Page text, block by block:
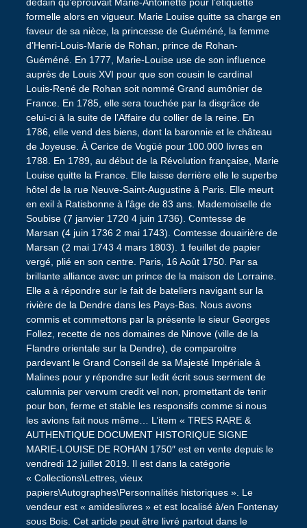
formelle alors en vigueur. Marie Louise quitte sa charge en
faveur de sa nièce, la princesse de Guéméné, la femme
d’Henri-Louis-Marie de Rohan, prince de Rohan-
Guéméné. En 1777, Marie-Louise use de son influence
auprès de Louis XVI pour que son cousin le cardinal
Louis-René de Rohan soit nommé Grand aumônier de
France. En 1785, elle sera touchée par la disgrâce de
celui-ci à la suite de l’Affaire du collier de la reine. En
1786, elle vend des biens, dont la baronnie et le château
de Joyeuse. À Cerice de Vogüé pour 100.000 livres en
1788. En 1789, au début de la Révolution française, Marie
Louise quitte la France. Elle laisse derrière elle le superbe
hôtel de la rue Neuve-Saint-Augustine à Paris. Elle meurt
en exil à Ratisbonne à l’âge de 83 ans. Mademoiselle de
Soubise (7 janvier 1720 4 juin 1736). Comtesse de
Marsan (4 juin 1736 2 mai 1743). Comtesse douairière de
Marsan (2 mai 1743 4 mars 1803). 1 feuillet de papier
vergé, plié en son centre. Paris, 16 Août 1750. Par sa
brillante alliance avec un prince de la maison de Lorraine.
Elle a à répondre sur le fait de bateliers navigant sur la
rivière de la Dendre dans les Pays-Bas. Nous avons
commis et commettons par la présente le sieur Georges
Follez, recette de nos domaines de Ninove (ville de la
Flandre orientale sur la Dendre), de comparoitre
pardevant le Grand Conseil de sa Majesté Impériale à
Malines pour y répondre sur ledit écrit sous serment de
calumnia per vervum credit vel non, promettant de tenir
pour bon, ferme et stable les responsifs comme si nous
les avions fait nous même… L’item « TRES RARE &
AUTHENTIQUE DOCUMENT HISTORIQUE SIGNE
MARIE-LOUISE DE ROHAN 1750″ est en vente depuis le
vendredi 12 juillet 2019. Il est dans la catégorie
« Collections\Lettres, vieux
papiers\Autographes\Personnalités historiques ». Le
vendeur est « amideslivres » et est localisé à/en Fontenay
sous Bois. Cet article peut être livré partout dans le